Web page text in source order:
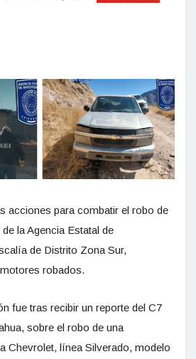
acciones para combatir el robo de
la Agencia Estatal de
de Distrito Zona Sur,
robados.
fue tras recibir un reporte del C7
sobre el robo de una
Chevrolet, línea Silverado, modelo